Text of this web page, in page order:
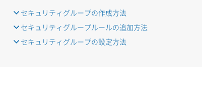
セキュリティグループの作成方法
セキュリティグループルールの追加方法
セキュリティグループの設定方法